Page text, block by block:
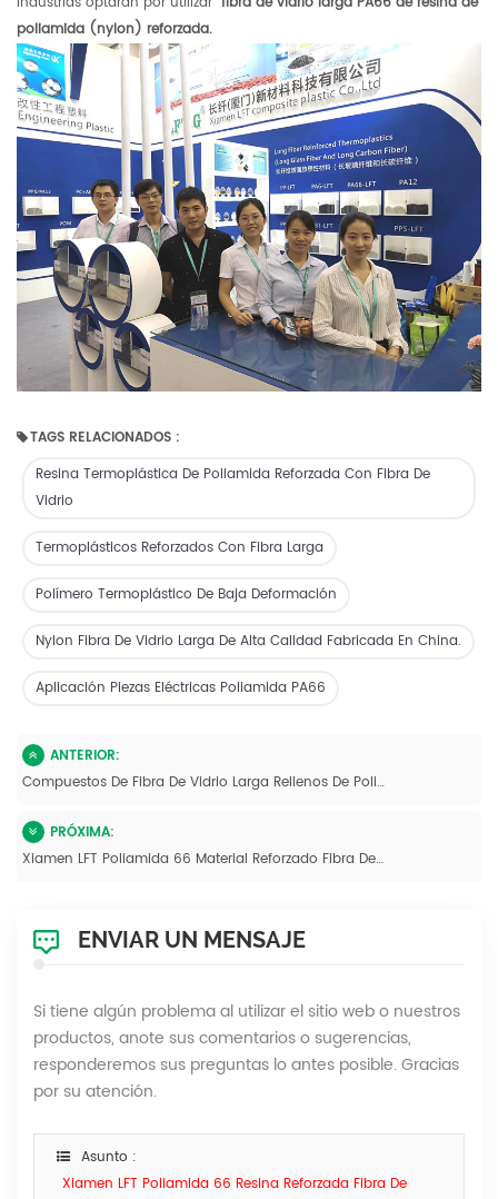
poliamida (nylon) reforzada.
TAGS RELACIONADOS :
Resina Termoplástica De Poliamida Reforzada Con Fibra De
Vidrio
Termoplásticos Reforzados Con Fibra Larga
Polímero Termoplástico De Baja Deformación
Nylon Fibra De Vidrio Larga De Alta Calidad Fabricada En China.
Aplicación Piezas Eléctricas Poliamida PA66
ANTERIOR:
Compuestos De Fibra De Vidrio Larga Rellenos De Poliamida 66 Modificada LFT-G
PRÓXIMA:
Xiamen LFT Poliamida 66 Material Reforzado Fibra De Vidrio Larga 20% -60% Plástico Modificado
ENVIAR UN MENSAJE
Si tiene algún problema al utilizar el sitio web o nuestros
productos, anote sus comentarios o sugerencias,
responderemos sus preguntas lo antes posible. Gracias
por su atención.
Asunto :
Xiamen LFT Poliamida 66 Resina Reforzada Fibra De